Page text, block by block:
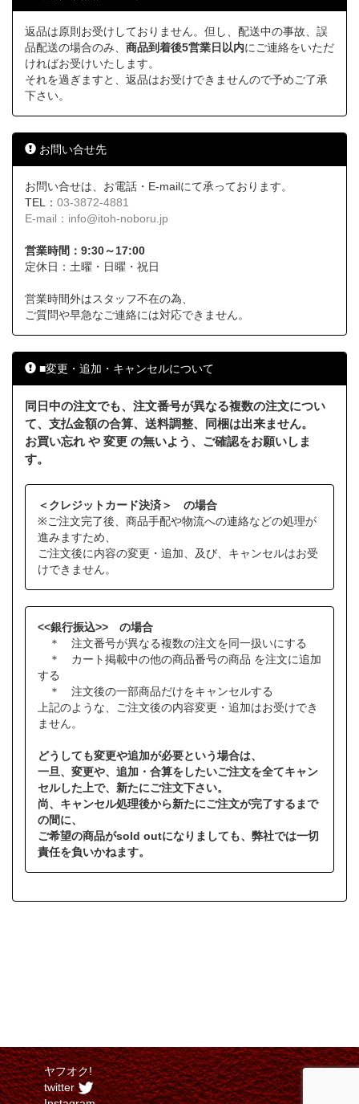
返品は原則お受けしておりません。但し、配送中の事故、誤
品配送の場合のみ、 商品到着後5営業日以内にご連絡をいただ
ければお受けいたします。
それを過ぎますと、返品はお受けできませんので予めご了承
下さい。
お問い合せ先
お問い合せは、お電話・E-mailにて承っております。
TEL： 03-3872-4881
E-mail： info@itoh-noboru.jp
営業時間：9:30～17:00
定休日：土曜・日曜・祝日
営業時間外はスタッフ不在の為、
ご質問や早急なご連絡には対応できません。
■変更・追加・キャンセルについて
同日中の注文でも、注文番号が異なる複数の注文につい
て、支払金額の合算、送料調整、同梱は出来ません。
お買い忘れ や 変更 の無いよう、ご確認をお願いしま
す。
＜クレジットカード決済＞ の場合
※ご注文完了後、商品手配や物流への連絡などの処理が
進みますため、
ご注文後に内容の変更・追加、及び、キャンセルはお受
けできません。
<<銀行振込>> の場合
＊ 注文番号が異なる複数の注文を同一扱いにする
＊ カート掲載中の他の商品番号の商品 を注文に追加
する
＊ 注文後の一部商品だけをキャンセルする
上記のような、ご注文後の内容変更・追加はお受けでき
ません。
どうしても変更や追加が必要という場合は、
一旦、変更や、追加・合算をしたいご注文を全てキャン
セルした上で、新たにご注文下さい。
尚、キャンセル処理後から新たにご注文が完了するまで
の間に、
ご希望の商品がsold outになりましても、弊社では一切
責任を負いかねます。
ヤフオク!
twitter